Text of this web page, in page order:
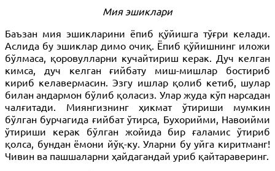
Мия эшиклари
Баъзан мия эшикларини ёпиб қўйишга тўғри келади.
Аслида бу эшиклар димо очиқ. Ёпиб қўйишнинг иложи
бўлмаса, қоровулларни кучайтириш керак. Дуч келган
кимса, дуч келган ғийбату миш-мишлар бостириб
кириб келавермасин. Эзгу ишлар қолиб кетиб, шулар
билан андармон бўлиб қоласиз. Улар жуда кўп нарсадан
чалғитади. Миянгизнинг ҳикмат ўтириши мумкин
бўлган бурчагида ғийбат ўтирса, Бухорийми, Навоийми
ўтириши керак бўлган жойида бир ғаламис ўтириб
қолса, бундан ёмони йўқ-ку. Уларни бу уйга киритманг!
Чивин ва пашшаларни ҳайдагандай уриб қайтараверинг.